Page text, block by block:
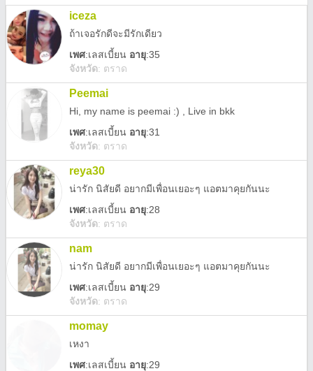
iceza
ถ้าเจอรักดีจะมีรักเดียว
เพศ:เลสเบี้ยน อายุ:35
จังหวัด: ตราด
Peemai
Hi, my name is peemai :) , Live in bkk
เพศ:เลสเบี้ยน อายุ:31
จังหวัด: ตราด
reya30
น่ารัก นิสัยดี อยากมีเพื่อนเยอะๆ แอตมาคุยกันนะ
เพศ:เลสเบี้ยน อายุ:28
จังหวัด: ตราด
nam
น่ารัก นิสัยดี อยากมีเพื่อนเยอะๆ แอตมาคุยกันนะ
เพศ:เลสเบี้ยน อายุ:29
จังหวัด: ตราด
momay
เหงา
เพศ:เลสเบี้ยน อายุ:29